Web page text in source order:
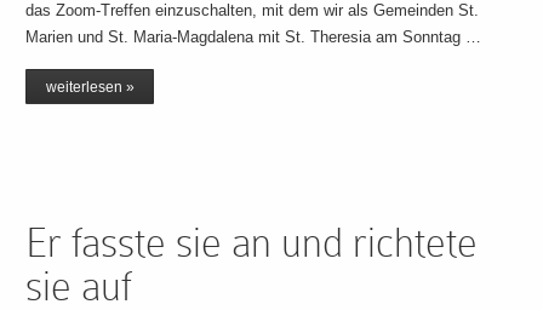
das Zoom-Treffen einzuschalten, mit dem wir als Gemeinden St.
Marien und St. Maria-Magdalena mit St. Theresia am Sonntag …
weiterlesen »
Er fasste sie an und richtete
sie auf